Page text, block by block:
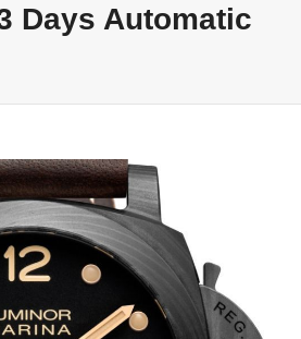
Days Automatic